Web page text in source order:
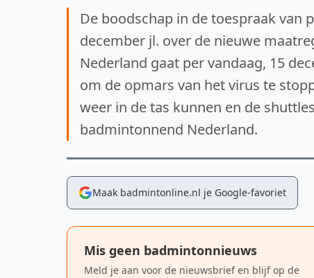
De boodschap in de toespraak van
december jl. over de nieuwe
Nederland gaat per vandaag, 15
om de opmars van het virus te
weer in de tas kunnen en de
badmintonnend Nederland.
Maak badmintonline.nl je Google-favoriet
Mis geen badmintonnieuws
Meld je aan voor de nieuwsbrief en blijf op de